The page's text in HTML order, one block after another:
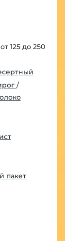
125 до 250
/
пакет